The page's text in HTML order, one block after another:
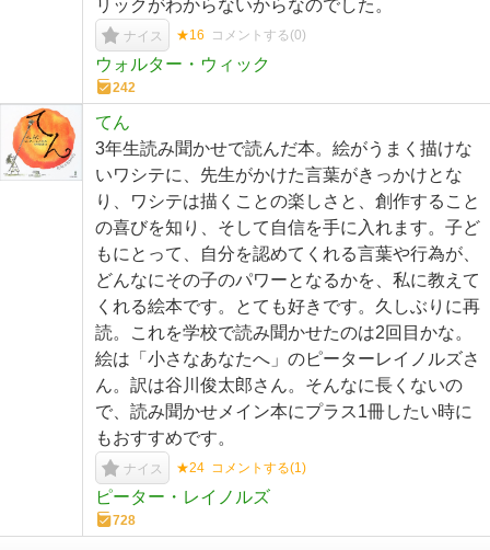
リックがわからないからなのでした。
ナイス ★16 コメントする(0)
ウォルター・ウィック
242
てん
3年生読み聞かせで読んだ本。絵がうまく描けな
いワシテに、先生がかけた言葉がきっかけとな
り、ワシテは描くことの楽しさと、創作すること
の喜びを知り、そして自信を手に入れます。子ど
もにとって、自分を認めてくれる言葉や行為が、
どんなにその子のパワーとなるかを、私に教えて
くれる絵本です。とても好きです。久しぶりに再
読。これを学校で読み聞かせたのは2回目かな。
絵は「小さなあなたへ」のピーターレイノルズさ
ん。訳は谷川俊太郎さん。そんなに長くないの
で、読み聞かせメイン本にプラス1冊したい時に
もおすすめです。
ナイス ★24 コメントする(1)
ピーター・レイノルズ
728